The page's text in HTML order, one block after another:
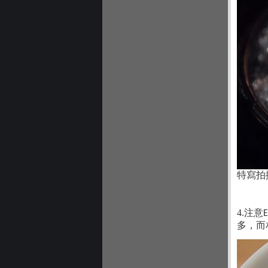
特寫拍
4.注意
多，